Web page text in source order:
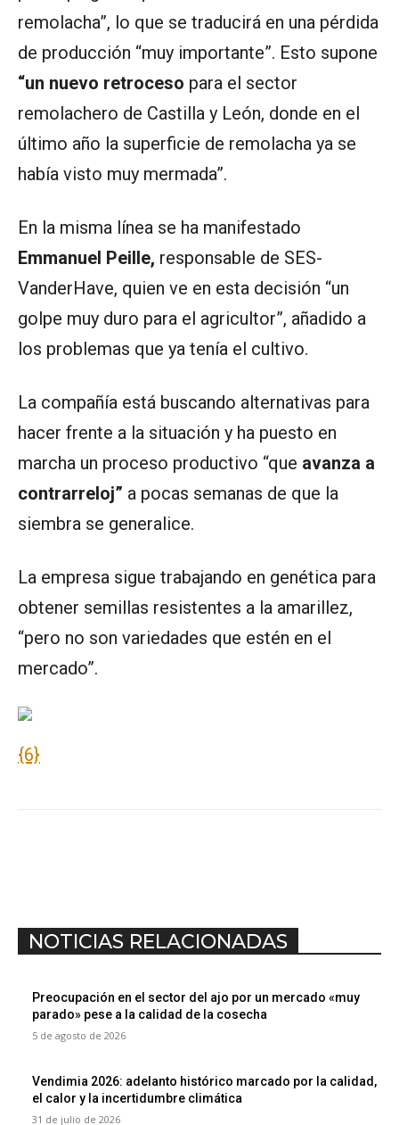
remolacha”, lo que se traducirá en una pérdida
de producción “muy importante”. Esto supone
“un nuevo retroceso para el sector
remolachero de Castilla y León, donde en el
último año la superficie de remolacha ya se
había visto muy mermada”.
En la misma línea se ha manifestado
Emmanuel Peille, responsable de SES-
VanderHave, quien ve en esta decisión “un
golpe muy duro para el agricultor”, añadido a
los problemas que ya tenía el cultivo.
La compañía está buscando alternativas para
hacer frente a la situación y ha puesto en
marcha un proceso productivo “que avanza a
contrarreloj” a pocas semanas de que la
siembra se generalice.
La empresa sigue trabajando en genética para
obtener semillas resistentes a la amarillez,
“pero no son variedades que estén en el
mercado”.
{6}
NOTICIAS RELACIONADAS
Preocupación en el sector del ajo por un mercado «muy
parado» pese a la calidad de la cosecha
5 de agosto de 2026
Vendimia 2026: adelanto histórico marcado por la calidad,
el calor y la incertidumbre climática
31 de julio de 2026